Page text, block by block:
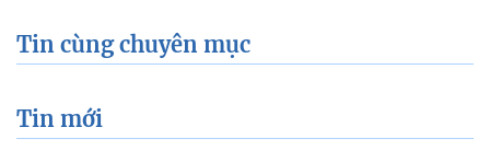
Tin cùng chuyên mục
Tin mới